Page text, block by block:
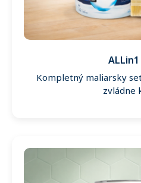
Kompletný maliarsky
zvládne